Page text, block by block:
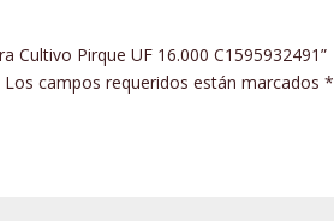
Cultivo Pirque UF 16.000 C1595932491”
Los campos requeridos están marcados*